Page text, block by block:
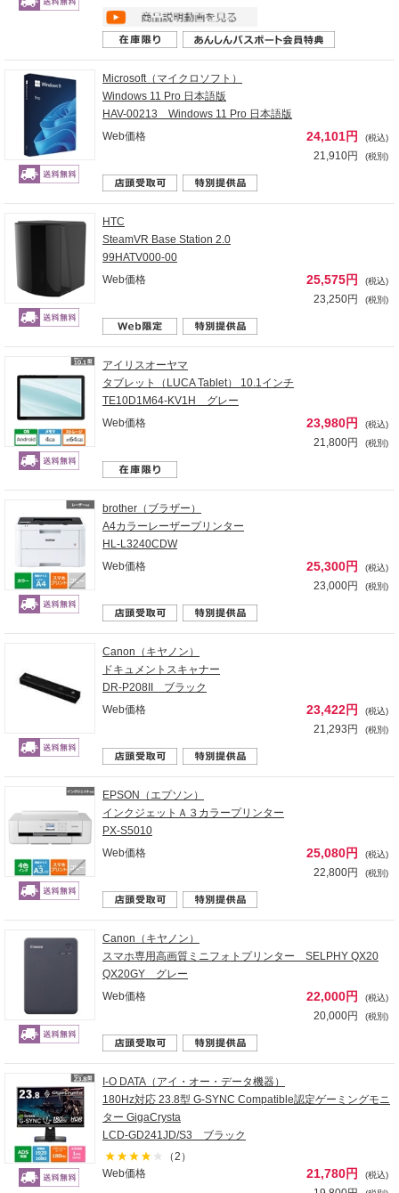
Microsoft（マイクロソフト）
Windows 11 Pro 日本語版
HAV-00213 Windows 11 Pro 日本語版
Web価格
24,101円 (税込)
21,910円 (税別)
HTC
SteamVR Base Station 2.0
99HATV000-00
Web価格
25,575円 (税込)
23,250円 (税別)
アイリスオーヤマ
タブレット（LUCA Tablet） 10.1インチ
TE10D1M64-KV1H グレー
Web価格
23,980円 (税込)
21,800円 (税別)
brother（ブラザー）
A4カラーレーザープリンター
HL-L3240CDW
Web価格
25,300円 (税込)
23,000円 (税別)
Canon（キヤノン）
ドキュメントスキャナー
DR-P208II ブラック
Web価格
23,422円 (税込)
21,293円 (税別)
EPSON（エプソン）
インクジェットＡ３カラープリンター
PX-S5010
Web価格
25,080円 (税込)
22,800円 (税別)
Canon（キヤノン）
スマホ専用高画質ミニフォトプリンター SELPHY QX20
QX20GY グレー
Web価格
22,000円 (税込)
20,000円 (税別)
I-O DATA（アイ・オー・データ機器）
180Hz対応 23.8型 G-SYNC Compatible認定ゲーミングモニ
ター GigaCrysta
LCD-GD241JD/S3 ブラック
（2）
Web価格
21,780円 (税込)